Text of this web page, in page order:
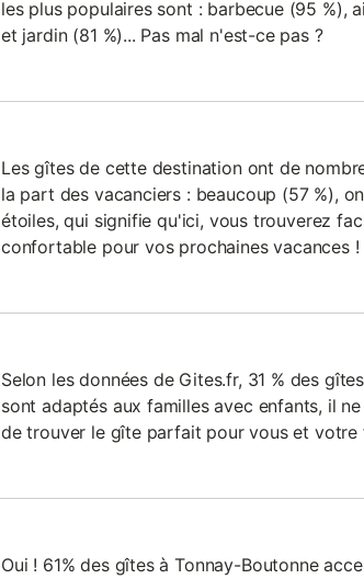
les plus populaires sont : barbecue (95 %),
et jardin (81 %)... Pas mal n'est-ce pas ?
Les gîtes de cette destination ont de
la part des vacanciers : beaucoup (57 %),
étoiles, qui signifie qu'ici, vous trouverez
confortable pour vos prochaines vacances !
Selon les données de Gites.fr, 31 % des
sont adaptés aux familles avec enfants, il
de trouver le gîte parfait pour vous et votre
Oui ! 61% des gîtes à Tonnay-Boutonne